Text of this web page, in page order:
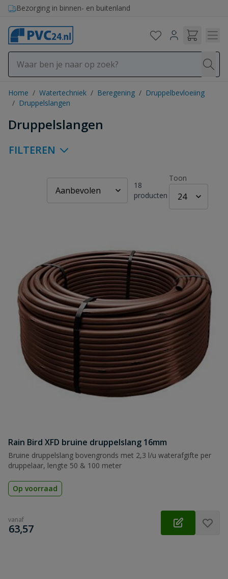
Ga naar de inhoud
Bezorging in binnen- en buitenland
Home / Watertechniek / Beregening / Druppelbevloeiing
/ Druppelslangen
Druppelslangen
FILTEREN
18
producten
Toon
Rain Bird XFD bruine druppelslang 16mm
Bruine druppelslang bovengronds met 2,3 l/u waterafgifte per
druppelaar, lengte 50 & 100 meter
Op voorraad
vanaf
€
63,57